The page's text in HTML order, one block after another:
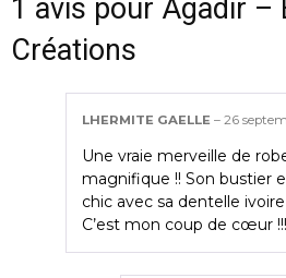
1 avis pour Agadir –
Créations
LHERMITE GAELLE – 26
Une vraie merveille de
magnifique !! Son bustier
chic avec sa dentelle
C’est mon coup de cœur !!!